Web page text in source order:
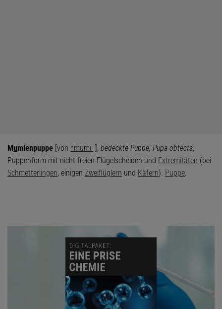
Mumienpuppe [von *mumi- ], bedeckte Puppe, Pupa obtecta,
Puppenform mit nicht freien Flügelscheiden und Extremitäten (bei
Schmetterlingen, einigen Zweiflüglern und Käfern). Puppe.